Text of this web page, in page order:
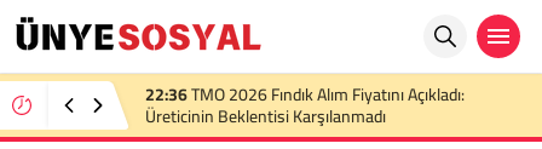
22:36TMO 2026 Fındık Alım Fiyatını Açıkladı:
Üreticinin Beklentisi Karşılanmadı